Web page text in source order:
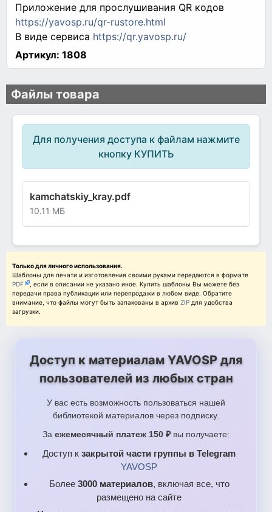
Приложение для прослушивания QR кодов
https://yavosp.ru/qr-rustore.html
В виде сервиса https://qr.yavosp.ru/
Артикул: 1808
Файлы товара
Для получения доступа к файлам нажмите
кнопку КУПИТЬ
kamchatskiy_kray.pdf
10.11 МБ
Только для личного использования.
Шаблоны для печати и изготовления своими руками передаются в формате
PDF
, если в описании не указано иное. Купить шаблоны Вы можете без
передачи права публикации или перепродажи в любом виде. Обратите
внимание, что файлы могут быть запакованы в архив ZIP для удобства
загрузки.
Доступ к материалам YAVOSP для
пользователей из любых стран
У вас есть возможность пользоваться нашей
библиотекой материалов через подписку.
За ежемесячный платеж 150 ₽ вы получаете:
Доступ к закрытой части группы в Telegram
YAVOSP
Более 3000 материалов, включая все, что
размещено на сайте